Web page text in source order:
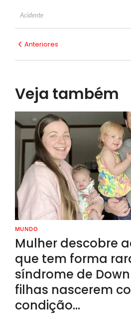
Acidente
Anteriores
Veja também
MUNDO
Mulher descobre
que tem forma
síndrome de
filhas nascerem
condição…